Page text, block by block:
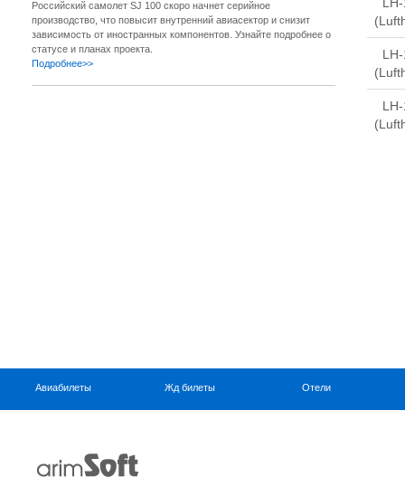
Российский самолет SJ 100 скоро начнет серийное
производство, что повысит внутренний авиасектор и снизит
зависимость от иностранных компонентов. Узнайте подробнее о
статусе и планах проекта.
Подробнее>>
Авиабилеты Жд билеты Отели